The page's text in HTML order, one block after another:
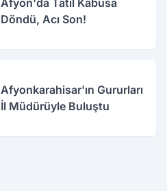
Afyon'da Tatil Kabusa
Döndü, Acı Son!
Afyonkarahisar'ın Gururları
İl Müdürüyle Buluştu